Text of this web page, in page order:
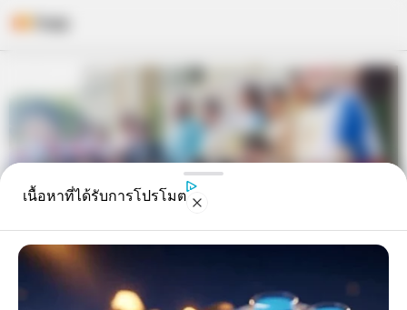
to
content
เนื้อหาที่ได้รับการโปรโมต